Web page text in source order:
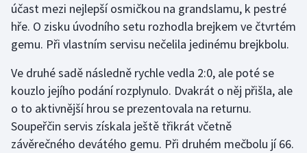
Gymnastika
Házená
Jezdectví
Judo
Krasobruslení
účast mezi nejlepší osmičkou na grandslamu, k pestré
hře. O zisku úvodního setu rozhodla brejkem ve čtvrtém
gemu. Při vlastním servisu nečelila jedinému brejkbolu.
Ve druhé sadě následně rychle vedla 2:0, ale poté se
kouzlo jejího podání rozplynulo. Dvakrát o něj přišla, ale
o to aktivnější hrou se prezentovala na returnu.
Soupeřčin servis získala ještě třikrát včetně
závěrečného devátého gemu. Při druhém mečbolu jí 66.